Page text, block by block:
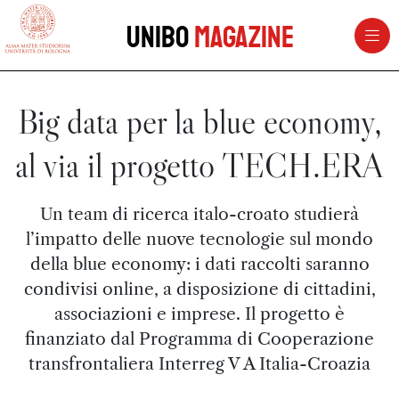
vai al contenuto della pagina
UniboMagazine
Big data per la blue economy,
al via il progetto TECH.ERA
Un team di ricerca italo-croato studierà
l’impatto delle nuove tecnologie sul mondo
della blue economy: i dati raccolti saranno
condivisi online, a disposizione di cittadini,
associazioni e imprese. Il progetto è
finanziato dal Programma di Cooperazione
transfrontaliera Interreg V A Italia-Croazia